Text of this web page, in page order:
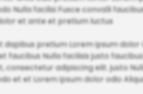
Nulla facilisi Fusce convalli
et ante et pretium luctus
dapibus pretium Lorem ipsum
faucibus Nulla facilisis justo
consectetur adipiscing elit. justo
et et Lorem ipsum dolor odio